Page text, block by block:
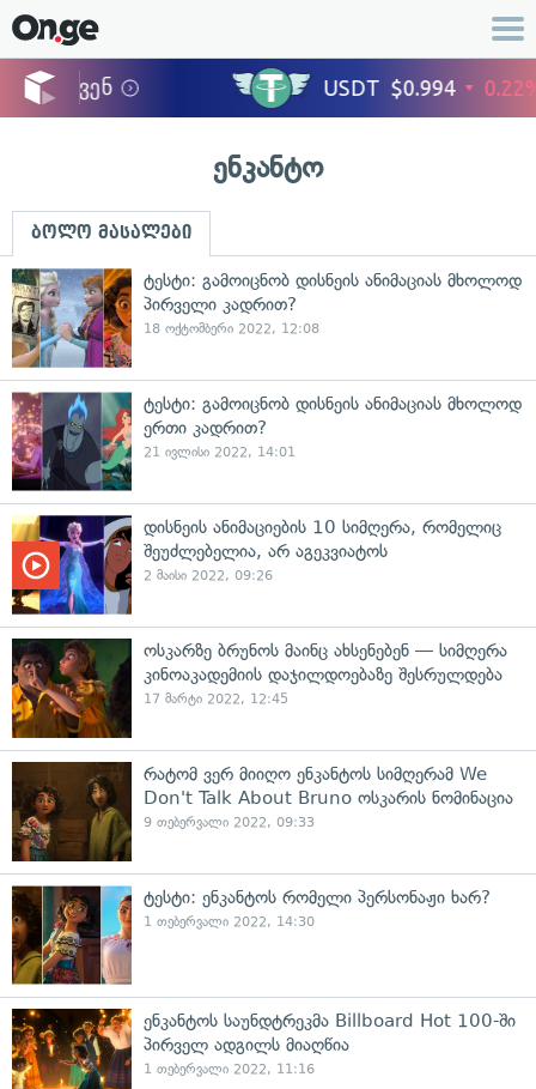
ენკანტო
ბოლო მასალები
ტესტი: გამოიცნობ დისნეის ანიმაციას მხოლოდ
პირველი კადრით?
18 ოქტომბერი 2022, 12:08
ტესტი: გამოიცნობ დისნეის ანიმაციას მხოლოდ
ერთი კადრით?
21 ივლისი 2022, 14:01
დისნეის ანიმაციების 10 სიმღერა, რომელიც
შეუძლებელია, არ აგეკვიატოს
2 მაისი 2022, 09:26
ოსკარზე ბრუნოს მაინც ახსენებენ — სიმღერა
კინოაკადემიის დაჯილდოებაზე შესრულდება
17 მარტი 2022, 12:45
რატომ ვერ მიიღო ენკანტოს სიმღერამ We
Don't Talk About Bruno ოსკარის ნომინაცია
9 თებერვალი 2022, 09:33
ტესტი: ენკანტოს რომელი პერსონაჟი ხარ?
1 თებერვალი 2022, 14:30
ენკანტოს საუნდტრეკმა Billboard Hot 100-ში
პირველ ადგილს მიაღწია
1 თებერვალი 2022, 11:16